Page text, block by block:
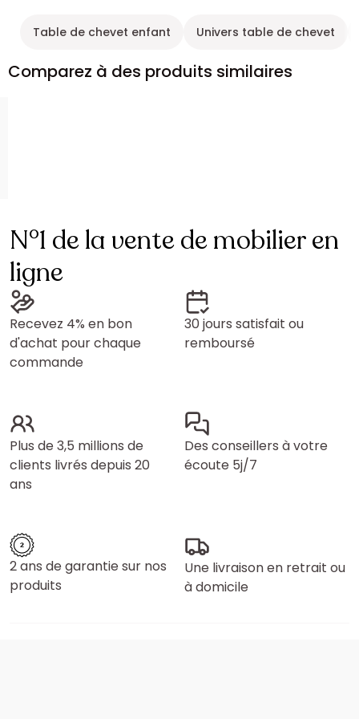
Table de chevet enfant Univers table de chevet
Comparez à des produits similaires
N°1 de la vente de mobilier en
ligne
Recevez 4% en bon
d'achat pour chaque
commande
30 jours satisfait ou
remboursé
Plus de 3,5 millions de
clients livrés depuis 20
ans
Des conseillers à votre
écoute 5j/7
2 ans de garantie sur nos
produits
Une livraison en retrait ou
à domicile